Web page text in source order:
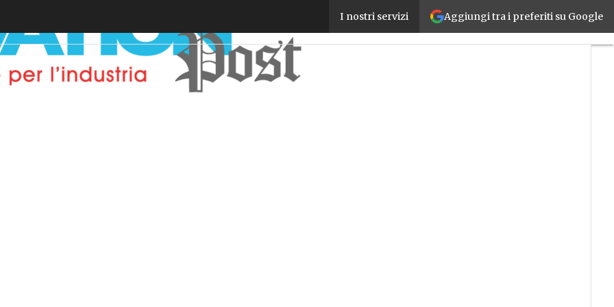
Aggiungi tra i preferiti su Google
I nostri servizi
Doosan Robotics lancia sei nuovi robot